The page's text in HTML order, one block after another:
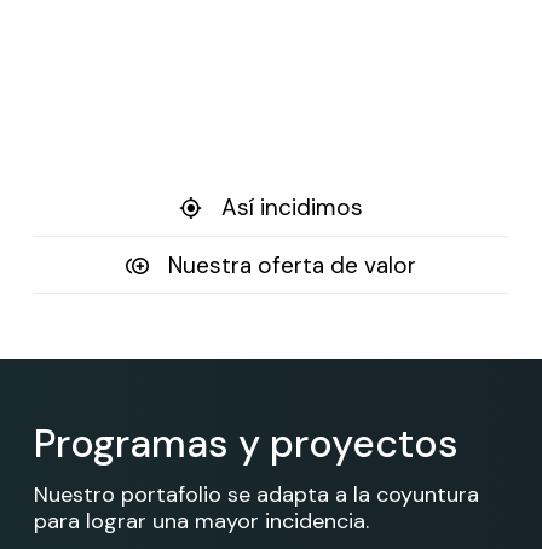
Así incidimos
Nuestra oferta de valor
Programas y proyectos
Nuestro portafolio se adapta a la coyuntura
para lograr una mayor incidencia.